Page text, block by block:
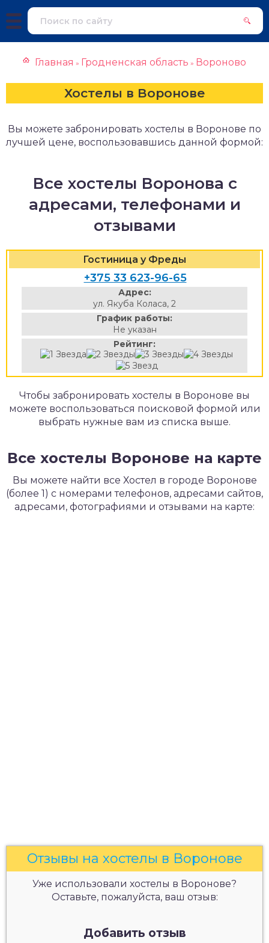
Главная » Гродненская область » Вороново
Хостелы в Воронове
Вы можете забронировать хостелы в Воронове по
лучшей цене, воспользовавшись данной формой:
Все хостелы Воронова с
адресами, телефонами и
отзывами
Гостиница у Фреды
+375 33 623-96-65
Адрес:
ул. Якуба Коласа, 2
График работы:
Не указан
Рейтинг:
Чтобы забронировать хостелы в Воронове вы
можете воспользоваться поисковой формой или
выбрать нужные вам из списка выше.
Все хостелы Воронове на карте
Вы можете найти все Хостел в городе Воронове
(более 1) с номерами телефонов, адресами сайтов,
адресами, фотографиями и отзывами на карте:
Отзывы на хостелы в Воронове
Уже использовали хостелы в Воронове?
Оставьте, пожалуйста, ваш отзыв:
Добавить отзыв